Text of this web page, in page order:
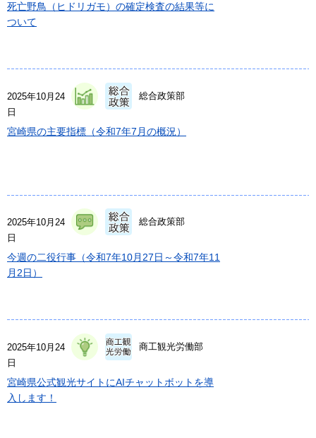
死亡野鳥（ヒドリガモ）の確定検査の結果等に
ついて
2025年10月24
日
総合政策部
宮崎県の主要指標（令和7年7月の概況）
2025年10月24
日
総合政策部
今週の二役行事（令和7年10月27日～令和7年11
月2日）
2025年10月24
日
商工観光労働部
宮崎県公式観光サイトにAIチャットボットを導
入します！